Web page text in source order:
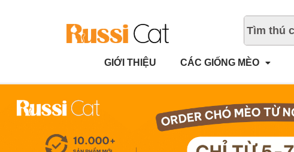
GIỚI THIỆU CÁC GIỐNG MÈO